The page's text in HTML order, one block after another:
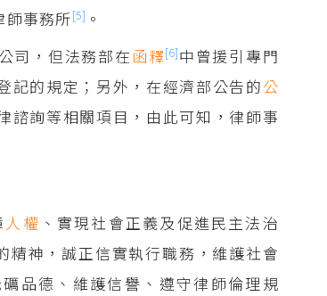
師事務所[5] 。
司，但法務部在 函釋[6]中曾援引專門
記的規定；另外，在經濟部公告的公
諮詢等相關項目，由此可知，律師事
人權 、實現社會正義及促進民主法治
精神，誠正信實執行職務，維護社會
品德、維護信譽、遵守律師倫理規